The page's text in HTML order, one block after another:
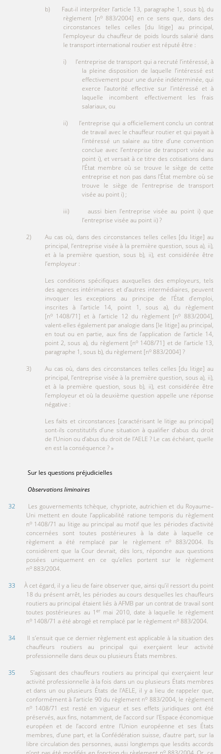
b) Faut-il interpréter l’article 13, paragraphe 1, sous b), du
règlement [no883/2004] en ce sens que, dans des
circonstances telles celles [du litige] au principal,
l’employeur du chauffeur de poids lourds salarié dans
le transport international routier est réputé être :
i) l’entreprise de transport qui a recruté l’intéressé, à
la pleine disposition de laquelle l’intéressé est
effectivement pour une durée indéterminée, qui
exerce l’autorité effective sur l’intéressé et à
laquelle incombent effectivement les frais
salariaux, ou
ii) l’entreprise qui a officiellement conclu un contrat
de travail avec le chauffeur routier et qui payait à
l’intéressé un salaire au titre d’une convention
conclue avec l’entreprise de transport visée au
point i), et versait à ce titre des cotisations dans
l’État membre où se trouve le siège de cette
entreprise et non pas dans l’État membre où se
trouve le siège de l’entreprise de transport
visée au point i) ;
iii) aussi bien l’entreprise visée au point i) que
l’entreprise visée au point ii) ?
2) Au cas où, dans des circonstances telles celles [du litige] au
principal, l’entreprise visée à la première question, sous a), ii),
et à la première question, sous b), ii), est considérée être
l’employeur :
Les conditions spécifiques auxquelles des employeurs, tels
des agences intérimaires et d’autres intermédiaires, peuvent
invoquer les exceptions au principe de l’État d’emploi,
inscrites à l’article 14, point 1, sous a), du règlement
[no1408/71] et à l’article 12 du règlement [no 883/2004],
valent-elles également par analogie dans [le litige] au principal,
en tout ou en partie, aux fins de l’application de l’article 14,
point 2, sous a), du règlement [no 1408/71] et de l’article 13,
paragraphe 1, sous b), du règlement [no883/2004] ?
3) Au cas où, dans des circonstances telles celles [du litige] au
principal, l’entreprise visée à la première question, sous a), ii),
et à la première question, sous b), ii), est considérée être
l’employeur et où la deuxième question appelle une réponse
négative :
Les faits et circonstances [caractérisant le litige au principal]
sont-ils constitutifs d’une situation à qualifier d’abus du droit
de l’Union ou d’abus du droit de l’AELE ? Le cas échéant, quelle
en est la conséquence ? »
Sur les questions préjudicielles
Observations liminaires
32 Les gouvernements tchèque, chypriote, autrichien et du Royaume–
Uni mettent en doute l’applicabilité ratione temporis du règlement
no1408/71 au litige au principal au motif que les périodes d’activité
concernées sont toutes postérieures à la date à laquelle ce
règlement a été remplacé par le règlement no883/2004. Ils
considèrent que la Cour devrait, dès lors, répondre aux questions
posées uniquement en ce qu’elles portent sur le règlement
no883/2004.
33 À cet égard, il y a lieu de faire observer que, ainsi qu’il ressort du point
18 du présent arrêt, les périodes au cours desquelles les chauffeurs
routiers au principal étaient liés à AFMB par un contrat de travail sont
toutes postérieures au 1er mai 2010, date à laquelle le règlement
no1408/71 a été abrogé et remplacé par le règlement no883/2004.
34Il s’ensuit que ce dernier règlement est applicable à la situation des
chauffeurs routiers au principal qui exerçaient leur activité
professionnelle dans deux ou plusieurs États membres.
35 S’agissant des chauffeurs routiers au principal qui exerçaient leur
activité professionnelle à la fois dans un ou plusieurs États membres
et dans un ou plusieurs États de l’AELE, il y a lieu de rappeler que,
conformément à l’article 90 du règlement no 883/2004, le règlement
no1408/71 est resté en vigueur et ses effets juridiques ont été
préservés, aux fins, notamment, de l’accord sur l’Espace économique
européen et de l’accord entre l’Union européenne et ses États
membres, d’une part, et la Confédération suisse, d’autre part, sur la
libre circulation des personnes, aussi longtemps que lesdits accords
o